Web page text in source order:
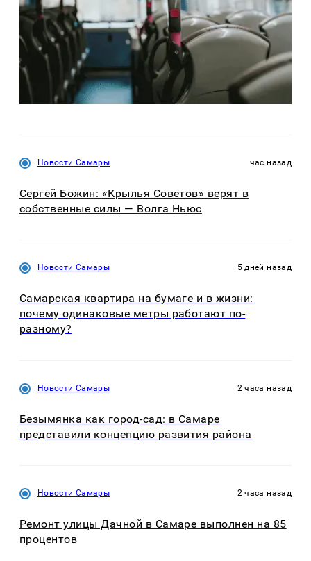
Новости Самары час назад
Сергей Божин: «Крылья Советов» верят в
собственные силы — Волга Ньюс
Новости Самары 5 дней назад
Самарская квартира на бумаге и в жизни:
почему одинаковые метры работают по-
разному?
Новости Самары 2 часа назад
Безымянка как город-сад: в Самаре
представили концепцию развития района
Новости Самары 2 часа назад
Ремонт улицы Дачной в Самаре выполнен на 85
процентов